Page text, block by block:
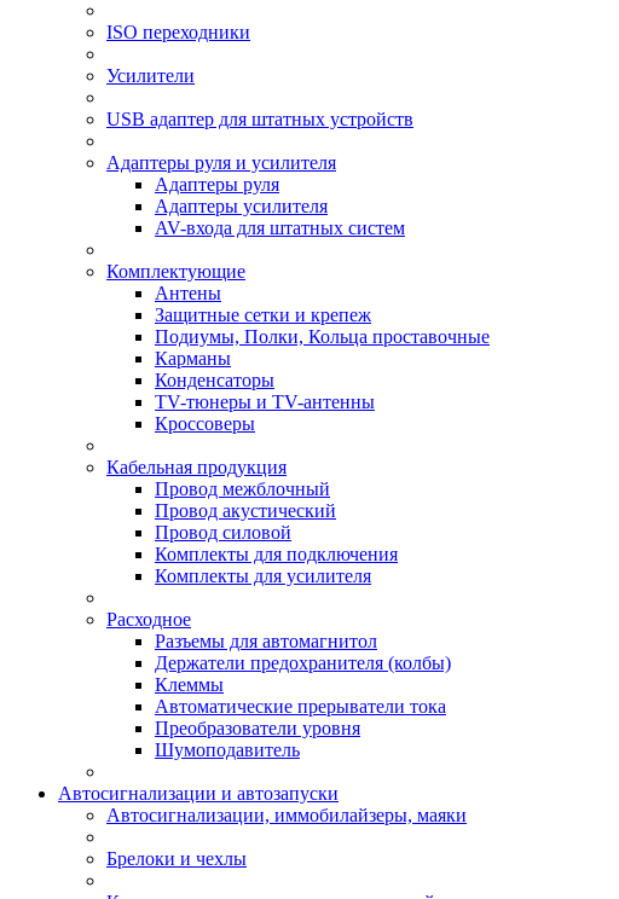
ISO переходники
Усилители
USB адаптер для штатных устройств
Адаптеры руля и усилителя
Адаптеры руля
Адаптеры усилителя
AV-входа для штатных систем
Комплектующие
Антены
Защитные сетки и крепеж
Подиумы, Полки, Кольца проставочные
Карманы
Конденсаторы
TV-тюнеры и TV-антенны
Кроссоверы
Кабельная продукция
Провод межблочный
Провод акустический
Провод силовой
Комплекты для подключения
Комплекты для усилителя
Расходное
Разъемы для автомагнитол
Держатели предохранителя (колбы)
Клеммы
Автоматические прерыватели тока
Преобразователи уровня
Шумоподавитель
Автосигнализации и автозапуски
Автосигнализации, иммобилайзеры, маяки
Брелоки и чехлы